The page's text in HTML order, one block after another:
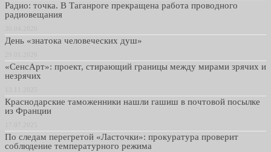
Радио: точка. В Таганроге прекращена работа проводного
радиовещания
День «знатока человеческих душ»
«СенсАрт»: проект, стирающий границы между мирами зрячих и
незрячих
Краснодарские таможенники нашли гашиш в почтовой посылке
из Франции
По следам перегретой «Ласточки»: прокуратура проверит
соблюдение температурного режима